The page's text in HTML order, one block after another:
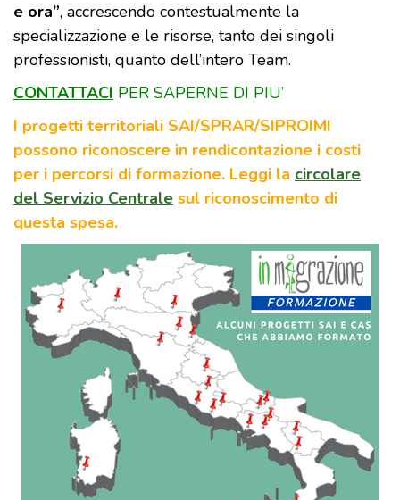
e ora”, accrescendo contestualmente la
specializzazione e le risorse, tanto dei singoli
professionisti, quanto dell’intero Team.
CONTATTACI PER SAPERNE DI PIU’
I progetti territoriali SAI/SPRAR/SIPROIMI
possono riconoscere in rendicontazione i costi
per i percorsi di formazione. Leggi la circolare
del Servizio Centrale sul riconoscimento di
questa spesa.